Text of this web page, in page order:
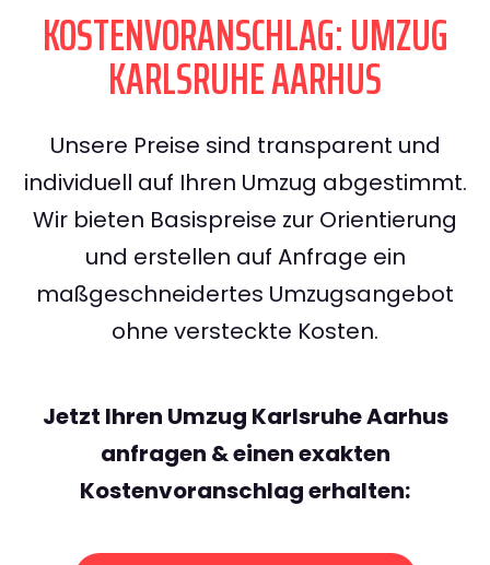
KOSTENVORANSCHLAG: UMZUG
KARLSRUHE AARHUS
Unsere Preise sind transparent und
individuell auf Ihren Umzug abgestimmt.
Wir bieten Basispreise zur Orientierung
und erstellen auf Anfrage ein
maßgeschneidertes Umzugsangebot
ohne versteckte Kosten.
Jetzt Ihren Umzug Karlsruhe Aarhus
anfragen & einen exakten
Kostenvoranschlag erhalten: